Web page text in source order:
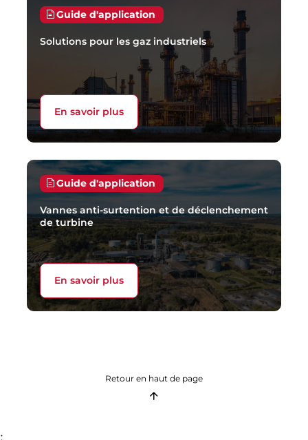
Guide d'application
Solutions pour les gaz industriels
En savoir plus
Guide d'application
Vannes anti-surtention et de déclenchement
de turbine
En savoir plus
Retour en haut de page
;